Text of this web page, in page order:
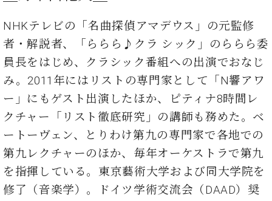
ホ
フ
マ
プ
ロ
ェ
ッ
シ
ョ
ナ
(PDF)
お
問
い
合
せ
本
：
八
NHKテレビの「名曲探偵アマデウス」の元監修
者・解説者、「ららら♪クラ シック」のららら委
員長をはじめ、クラシック番組への出演でおなじ
み。2011年にはリストの専門家として「N響アワ
ー」にもゲスト出演したほか、ピティナ8時間レ
クチャー「リスト徹底研究」の講師も務めた。ベ
ートーヴェン、とりわけ第九の専門家で各地での
第九レクチャーのほか、毎年オーケストラで第九
を指揮している。東京藝術大学および同大学院を
修了（音楽学）。ドイツ学術交流会（DAAD）奨